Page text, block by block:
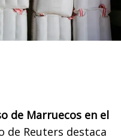
de Marruecos en el
de Reuters destaca